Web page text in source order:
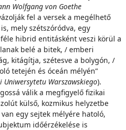
Wolfgang von Goethe
fel a versek a megélhető
mely szétszóródva, egy
hibrid entitásként veszi körül a
belé a bitek, / emberi
kitágítja, szétesve a bolygón, /
tetején és óceán mélyén”
Uniwersytetu Warszawskiego).
válik a megfigyelő fizikai
külső, kozmikus helyzetbe
egy sejtek mélyére hatoló,
időérzékelése is